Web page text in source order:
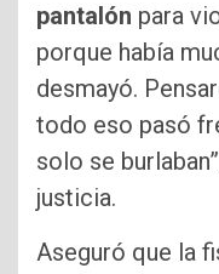
pantalón para
porque había
desmayó.
todo eso pasó
solo se
justicia.
Aseguró que la